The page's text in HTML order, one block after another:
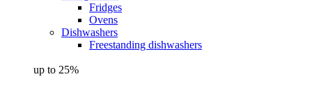
Fridges
Ovens
Dishwashers
Freestanding dishwashers
up to 25%